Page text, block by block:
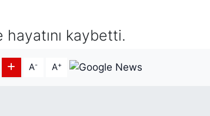
hayatını kaybetti.
A- A+